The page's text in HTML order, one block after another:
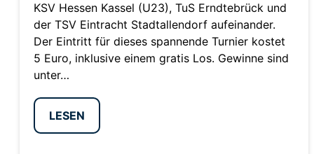
KSV Hessen Kassel (U23), TuS Erndtebrück und
der TSV Eintracht Stadtallendorf aufeinander.
Der Eintritt für dieses spannende Turnier kostet
5 Euro, inklusive einem gratis Los. Gewinne sind
unter…
LESEN